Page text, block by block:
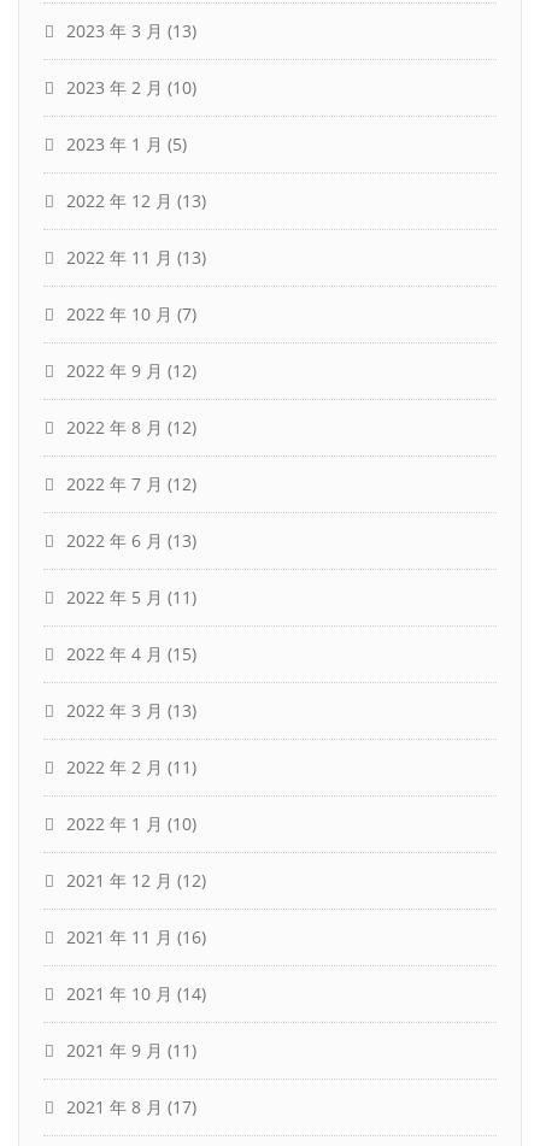
2023 年 3 月 (13)
2023 年 2 月 (10)
2023 年 1 月 (5)
2022 年 12 月 (13)
2022 年 11 月 (13)
2022 年 10 月 (7)
2022 年 9 月 (12)
2022 年 8 月 (12)
2022 年 7 月 (12)
2022 年 6 月 (13)
2022 年 5 月 (11)
2022 年 4 月 (15)
2022 年 3 月 (13)
2022 年 2 月 (11)
2022 年 1 月 (10)
2021 年 12 月 (12)
2021 年 11 月 (16)
2021 年 10 月 (14)
2021 年 9 月 (11)
2021 年 8 月 (17)